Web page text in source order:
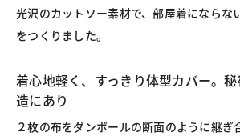
光沢のカットソー素材で、部屋着にならな
をつくりました。
着心地軽く、すっきり体型カバー。
造にあり
２枚の布をダンボールの断面のように継ぎ